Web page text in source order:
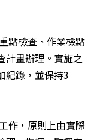
點檢查、作業檢點
計畫辦理。實施之
紀錄，並保持3
作，原則上由實際